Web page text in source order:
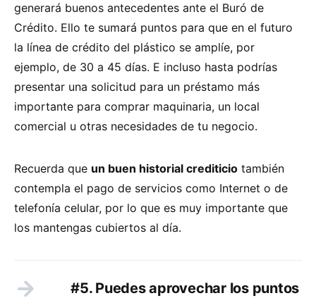
generará buenos antecedentes ante el Buró de
Crédito. Ello te sumará puntos para que en el futuro
la línea de crédito del plástico se amplíe, por
ejemplo, de 30 a 45 días. E incluso hasta podrías
presentar una solicitud para un préstamo más
importante para comprar maquinaria, un local
comercial u otras necesidades de tu negocio.
Recuerda que un buen historial crediticio también
contempla el pago de servicios como Internet o de
telefonía celular, por lo que es muy importante que
los mantengas cubiertos al día.
#5. Puedes aprovechar los puntos